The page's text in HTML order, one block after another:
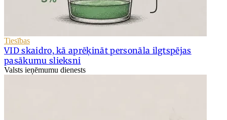
Tiesības
VID skaidro, kā aprēķināt personāla ilgtspējas
pasākumu slieksni
Valsts ieņēmumu dienests